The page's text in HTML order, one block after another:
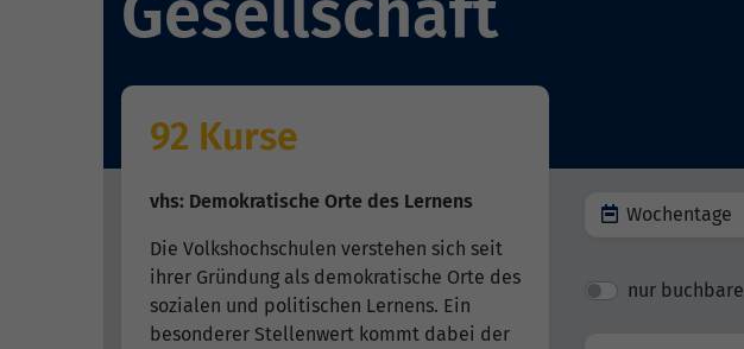
92 Kurse
vhs: Demokratische Orte des Lernens
Die Volkshochschulen verstehen sich seit
ihrer Gründung als demokratische Orte des
sozialen und politischen Lernens. Ein
besonderer Stellenwert kommt dabei der
Wochentage
nur buchbare